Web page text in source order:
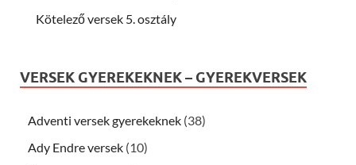
Kötelező versek 5. osztály
VERSEK GYEREKEKNEK – GYEREKVERSEK
Adventi versek gyerekeknek (38)
Ady Endre versek (10)